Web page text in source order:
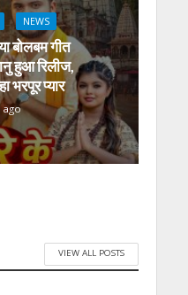
NEWS
बोलबम गीत
हुआ रिलीज,
भरपूर प्यार
ago
VIEW ALL POSTS